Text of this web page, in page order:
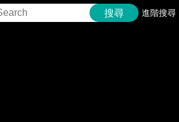
搜尋 進階搜尋